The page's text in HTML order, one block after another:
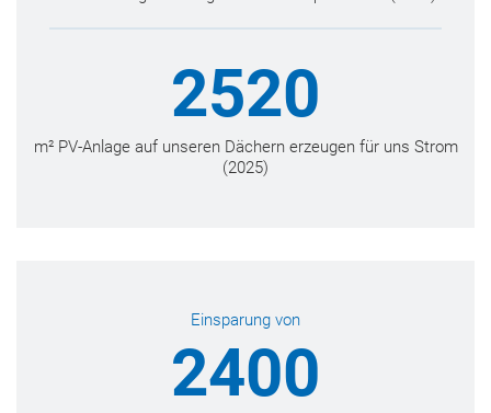
2520
m² PV-Anlage auf unseren Dächern erzeugen für uns Strom
(2025)
Einsparung von
2400